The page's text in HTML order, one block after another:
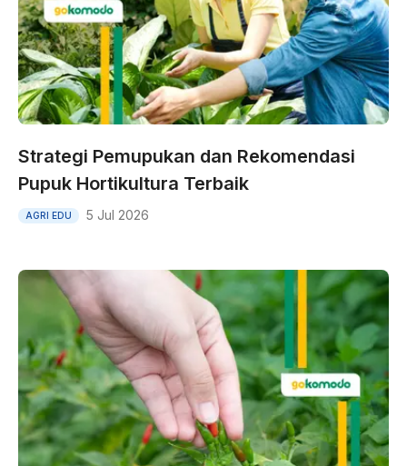
Strategi Pemupukan dan Rekomendasi
Pupuk Hortikultura Terbaik
AGRI EDU 5 Jul 2026